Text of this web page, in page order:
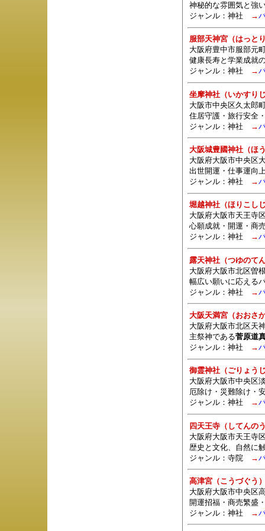
神秘的な雰囲気と強
ジャンル： 神社 →
服部天神宮（はっと
大阪府豊中市服部元
健康長寿と学業成就
ジャンル： 神社 →
坐摩神社（いかすり
大阪市中央区久太郎
住居守護・旅行安全
ジャンル： 神社 →
大阪城豊國神社（ほ
大阪府大阪市中央区
出世開運・仕事運向
ジャンル： 神社 →
堀越神社（ほりこし
大阪府大阪市天王寺
心願成就・開運・商
ジャンル： 神社 →
露天神社（つゆのて
大阪府大阪市北区曽
幅広い願いに応える
ジャンル： 神社 →
大阪天満宮（おおさ
大阪府大阪市北区天
主祭神である菅原道
ジャンル： 神社 →
御霊神社（ごりょう
大阪府大阪市中央区
厄除け・災難除け・
ジャンル： 神社 →
四天王寺（してんの
大阪府大阪市天王寺
歴史と文化、自然に
ジャンル： 寺院→
高津宮（こうづぐう
大阪府大阪市中央区
開運招福・商売繁盛
ジャンル： 神社 →